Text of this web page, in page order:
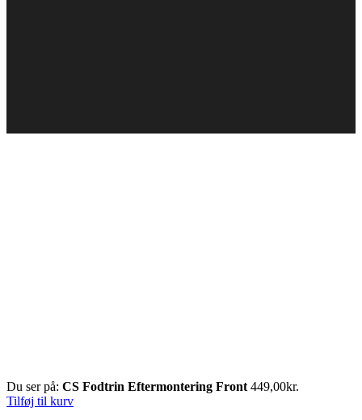
Du ser på: CS Fodtrin Eftermontering Front 449,00kr.
Tilføj til kurv